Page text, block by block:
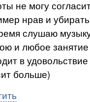
не могу
нрав и
слушаю
и любое
в
больше)